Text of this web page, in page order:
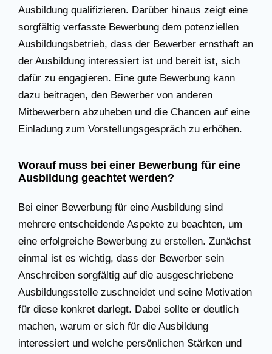
Ausbildung qualifizieren. Darüber hinaus zeigt eine
sorgfältig verfasste Bewerbung dem potenziellen
Ausbildungsbetrieb, dass der Bewerber ernsthaft an
der Ausbildung interessiert ist und bereit ist, sich
dafür zu engagieren. Eine gute Bewerbung kann
dazu beitragen, den Bewerber von anderen
Mitbewerbern abzuheben und die Chancen auf eine
Einladung zum Vorstellungsgespräch zu erhöhen.
Worauf muss bei einer Bewerbung für eine
Ausbildung geachtet werden?
Bei einer Bewerbung für eine Ausbildung sind
mehrere entscheidende Aspekte zu beachten, um
eine erfolgreiche Bewerbung zu erstellen. Zunächst
einmal ist es wichtig, dass der Bewerber sein
Anschreiben sorgfältig auf die ausgeschriebene
Ausbildungsstelle zuschneidet und seine Motivation
für diese konkret darlegt. Dabei sollte er deutlich
machen, warum er sich für die Ausbildung
interessiert und welche persönlichen Stärken und